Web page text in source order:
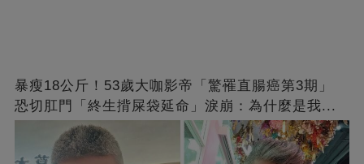
暴瘦18公斤！53歲大咖影帝「驚罹直腸癌第3期」
恐切肛門「終生揹屎袋延命」淚崩：為什麼是我...
略過